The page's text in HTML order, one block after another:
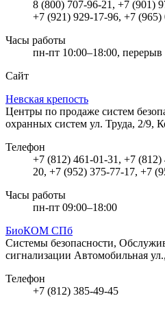
8 (800) 707-96-21, +7 (901)
+7 (921) 929-17-96, +7 (965)
Часы работы
пн-пт 10:00–18:00, перерыв
Сайт
Невская крепость
Центры по продаже систем
охранных систем ул. Труда, 2/9,
Телефон
+7 (812) 461-01-31, +7
20, +7 (952) 375-77-17, +7
Часы работы
пн-пт 09:00–18:00
БиоКОМ СПб
Системы безопасности,
сигнализации Автомобильная
Телефон
+7 (812) 385-49-45